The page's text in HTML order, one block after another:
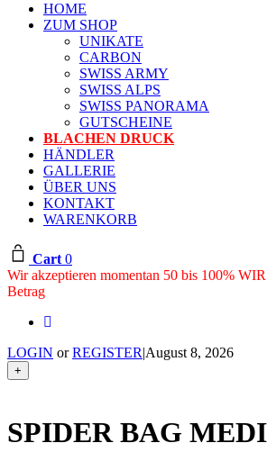
HOME
ZUM SHOP
UNIKATE
CARBON
SWISS ARMY
SWISS ALPS
SWISS PANORAMA
GUTSCHEINE
BLACHEN DRUCK
HÄNDLER
GALLERIE
ÜBER UNS
KONTAKT
WARENKORB
Cart 0
Wir akzeptieren momentan 50 bis 100%
Betrag
LOGIN orREGISTER|August 8, 2026
+
SPIDER BAG